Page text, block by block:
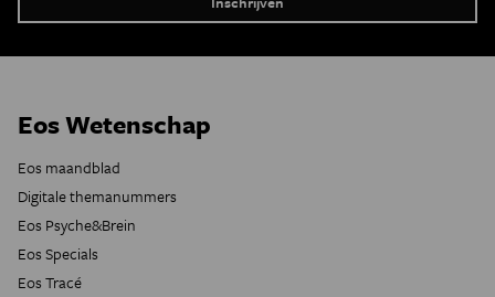
Eos Wetenschap
Eos maandblad
Digitale themanummers
Eos Psyche&Brein
Eos Specials
Eos Tracé